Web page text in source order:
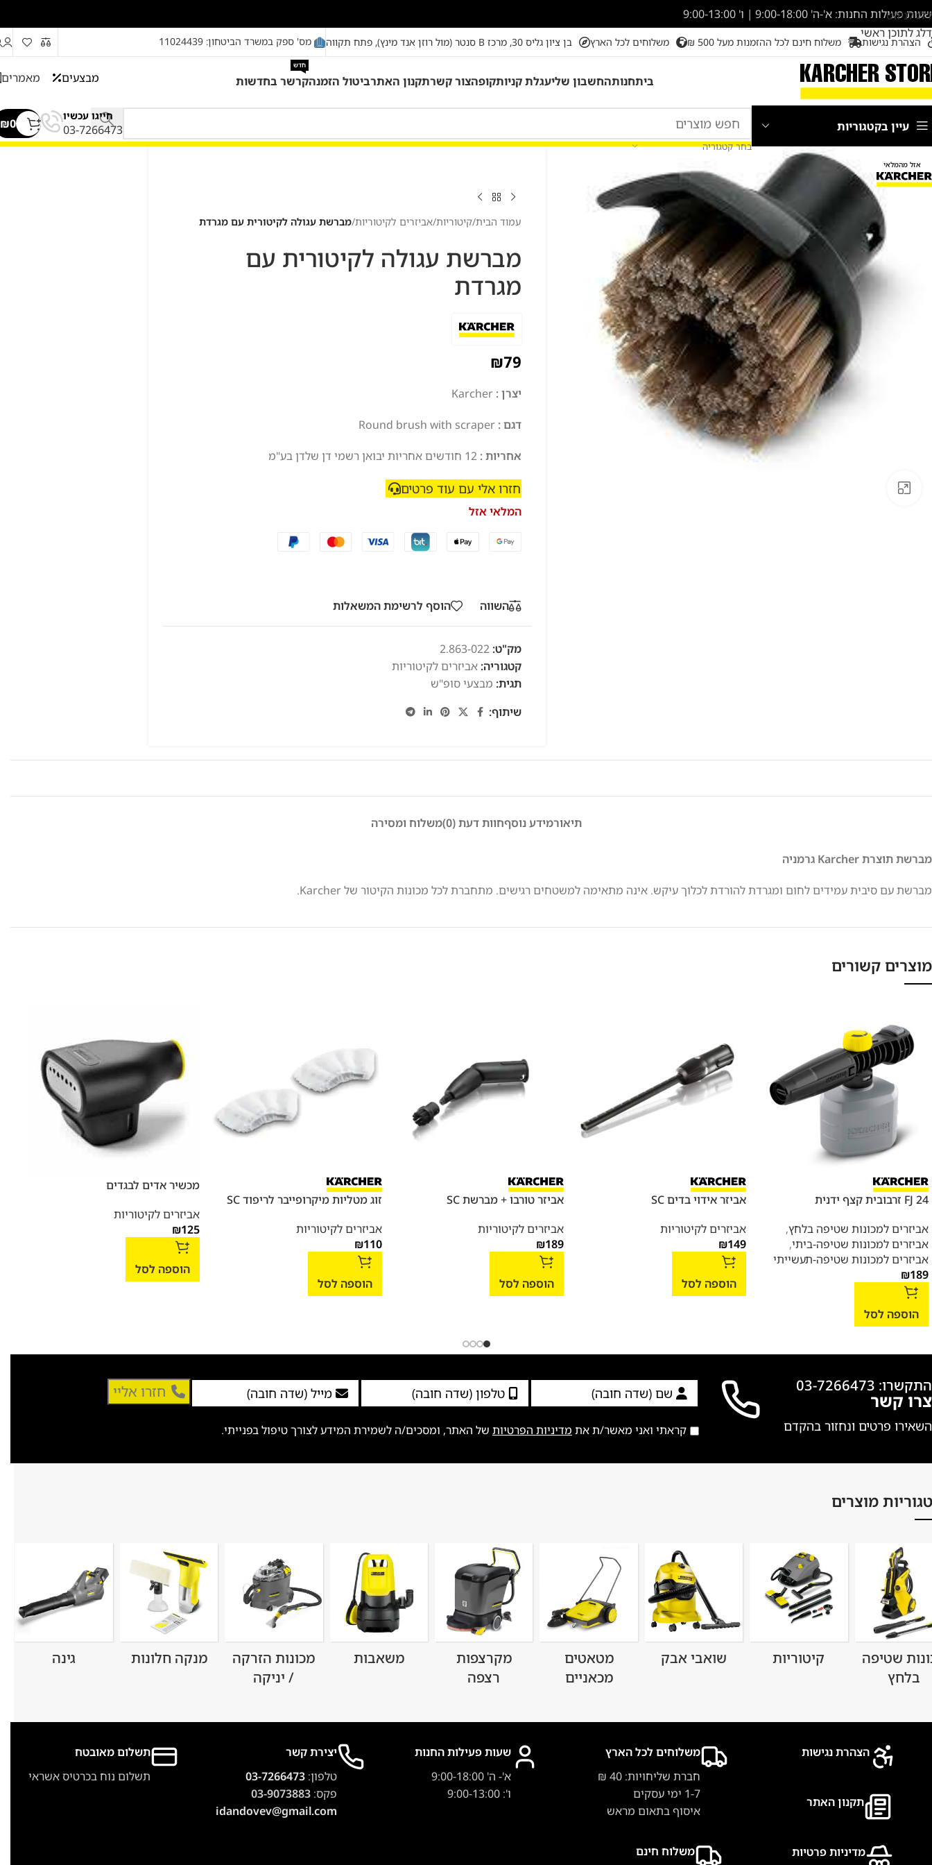
דלג לניווט
דלג לתוכן ראשי
שעות פעילות החנות: א'-ה' 9:00-18:00 | ו' 9:00-13:00
הצהרת נגישות משלוח חינם לכל ההזמנות מעל 500 ₪ משלוחים לכל הארץ בן ציון גליס 30, מרכז B סנטר (מול רוזן אנד מינץ), פתח תקווה מס' ספק במשרד הביטחון: 11024439
ביתחנותהחשבון שליעגלת קניותקופהצור קשרתקנון האתרביטול הזמנהקרשר בחדשות
חדש
מבצעים מאמרים
עיין בקטגוריות
בחר קטגוריה
חייגו עכשיו
03-7266473
₪0
אזל מהמלאי
עמוד הבית/קיטוריות/אביזרים לקיטוריות/מברשת עגולה לקיטורית עם מגרדת
מברשת עגולה לקיטורית עם
מגרדת
₪79
יצרן : Karcher
דגם : Round brush with scraper
אחריות : 12 חודשים אחריות יבואן רשמי דן שלדן בע"מ
חזרו אלי עם עוד פרטים
המלאי אזל
השווה הוסף לרשימת המשאלות
מק"ט:2.863-022
קטגוריה: אביזרים לקיטוריות
תגית: מבצעי סופ"ש
שיתוף:
תיאורמידע נוסףחוות דעת (0) משלוח ומסירה
מברשת תוצרת Karcher גרמניה
מברשת עם סיבית עמידים לחום ומגרדת להורדת לכלוך עיקש. אינה מתאימה למשטחים רגישים. מתחברת לכל מכונות הקיטור של Karcher.
מוצרים קשורים
FJ 24 זרבובית קצף ידנית
אביזרים למכונות שטיפה בלחץ,
אביזרים למכונות שטיפה-ביתי,
אביזרים למכונות שטיפה-תעשייתי
₪189
הוספה לסל
אביזר אידוי בדים SC
אביזרים לקיטוריות
₪149
הוספה לסל
אביזר טורבו + מברשת SC
אביזרים לקיטוריות
₪189
הוספה לסל
זוג מטליות מיקרופייבר לריפוד SC
אביזרים לקיטוריות
₪110
הוספה לסל
מכשיר אדים לבגדים
אביזרים לקיטוריות
₪125
הוספה לסל
חזרו אליי
קראתי ואני מאשר/ת את מדיניות הפרטיות של האתר, ומסכים/ה לשמירת המידע לצורך טיפול בפנייתי.
התקשרו: 03-7266473
צרו קשר
השאירו פרטים ונחזור בהקדם
מוצרים
משאבות
מכונות הזרקה
/ יניקה
מנקה חלונות גינה
שטיפה
בלחץ
קיטוריות שואבי אבק
מטאטים
מכאניים
מקרצפות
רצפה
הצהרת נגישות
תקנון האתר
מדיניות פרטיות
משלוחים לכל הארץ
חברת שליחויות: 40 ₪
1-7 ימי עסקים
איסוף בתאום מראש
משלוח חינם
שעות פעילות החנות
א'- ה' 9:00-18:00
ו': 9:00-13:00
יצירת קשר
טלפון:03-7266473
פקס:03-9073883
idandovev@gmail.com
תשלום מאובטח
תשלום נוח בכרטיס אשראי